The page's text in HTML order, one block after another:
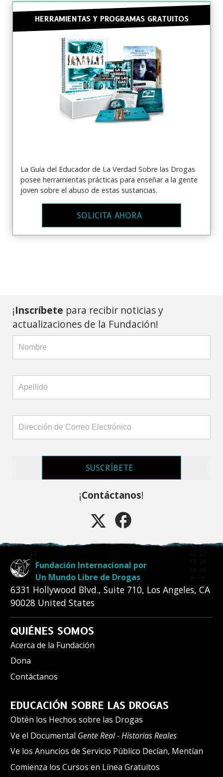
HERRAMIENTAS Y PROGRAMAS GRATUITOS
La Guía del Educador de La Verdad Sobre las Drogas
posee herramientas prácticas para enseñar a la gente
joven sobre el abuso de estas sustancias.
SOLICITA AHORA
¡Inscríbete para recibir noticias y
actualizaciones de la Fundación!
SUSCRÍBETE
¡Contáctanos!
Fundación Internacional por
Un Mundo Libre de Drogas
6331 Hollywood Blvd., Suite 710, Los Angeles, CA
90028 United States
QUIÉNES SOMOS
Acerca de la Fundación
Dona
Contáctanos
EDUCACIÓN SOBRE LAS DROGAS
Obtén los Hechos sobre las Drogas
Ve el Documental Gente Real - Historias Reales
Ve los Anuncios de Servicio Público Decían, Mentían
Comienza los Cursos en Línea Gratuitos